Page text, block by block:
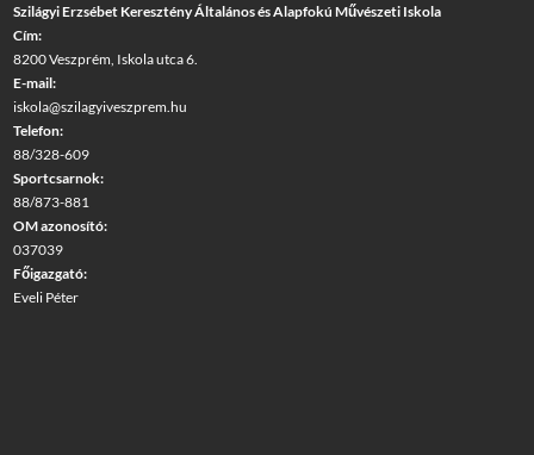
Szilágyi Erzsébet Keresztény Általános és Alapfokú Művészeti Iskola
Cím:
8200 Veszprém, Iskola utca 6.
E-mail:
iskola@szilagyiveszprem.hu
Telefon:
88/328-609
Sportcsarnok:
88/873-881
OM azonosító:
037039
Főigazgató:
Eveli Péter